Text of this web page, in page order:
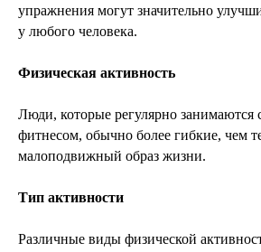
упражнения могут значительно
у любого человека.
Физическая активность
Люди, которые регулярно занимаются
фитнесом, обычно более гибкие, чем
малоподвижный образ жизни.
Тип активности
Различные виды физической